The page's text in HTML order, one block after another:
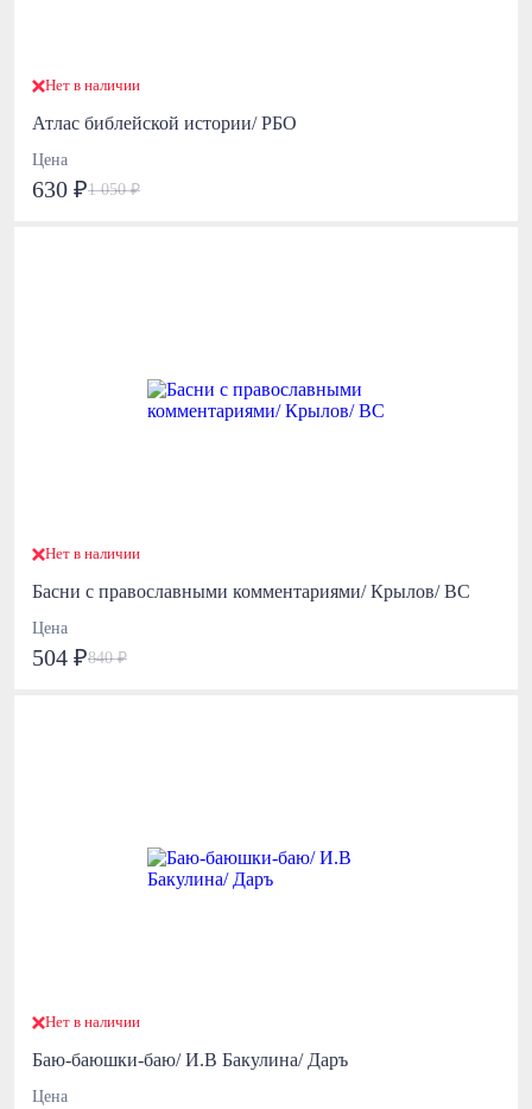
Нет в наличии
Атлас библейской истории/ РБО
Цена
630 ₽1 050 ₽
Нет в наличии
Басни с православными комментариями/ Крылов/ ВС
Цена
504 ₽840 ₽
Нет в наличии
Баю-баюшки-баю/ И.В Бакулина/ Даръ
Цена